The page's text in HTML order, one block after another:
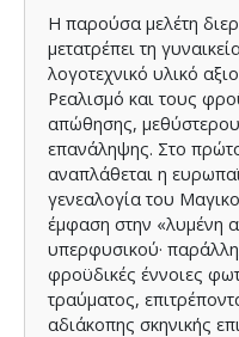
Η παρούσα μελέτη
μετατρέπει τη
λογοτεχνικό υλικό
Ρεαλισμό και τους
απώθησης,
επανάληψης. Στο
αναπλάθεται η
γενεαλογία του
έμφαση στην «λυμένη
υπερφυσικού·
φροϋδικές έννοιες
τραύματος,
αδιάκοπης σκηνικής